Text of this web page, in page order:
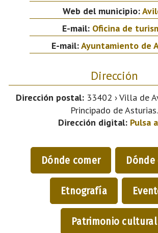
Web del municipio:
E-mail: Oficina de
E-mail:Ayuntamiento de
Dirección
Dirección postal: 33402 › Villa de
Principado de Asturias.
Dirección digital: Pulsa
Dónde comer
Etnografía
Patrimonio cultural